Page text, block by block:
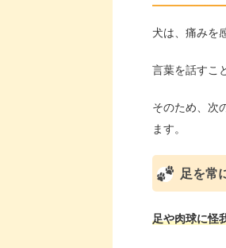
犬は、痛みを
言葉を話すこ
そのため、次
ます。
足を常
足や肉球に怪